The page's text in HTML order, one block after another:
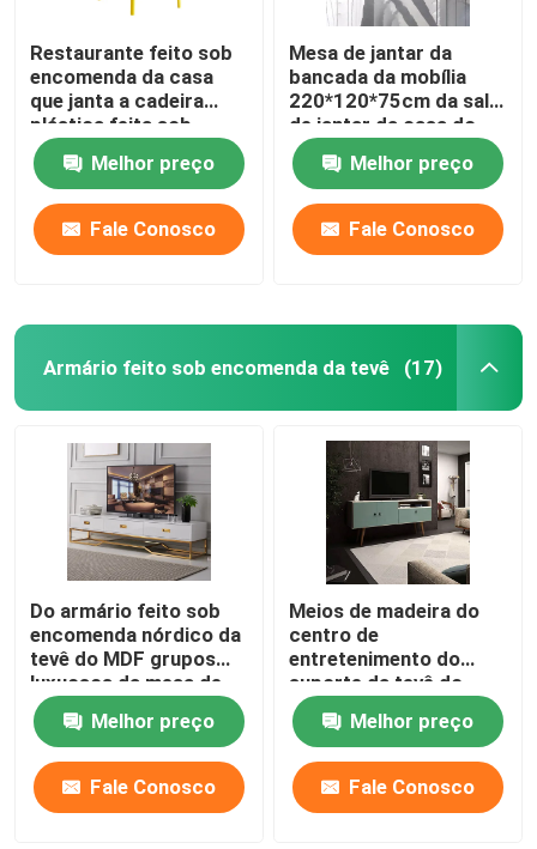
Restaurante feito sob
encomenda da casa
que janta a cadeira
plástica feita sob
encomenda da multi
cor moderna da
cadeira
Melhor preço
Fale Conosco
Mesa de jantar da
bancada da mobília
220*120*75cm da sala
de jantar da casa do
OEM
Melhor preço
Fale Conosco
Armário feito sob encomenda da tevê (17)
Do armário feito sob
encomenda nórdico da
tevê do MDF grupos
luxuosos da mesa de
centro de Quanu
Melhor preço
Fale Conosco
Meios de madeira do
centro de
entretenimento do
suporte da tevê do
console do armário
feito sob encomenda
simples da tevê do
vintage
Melhor preço
Fale Conosco